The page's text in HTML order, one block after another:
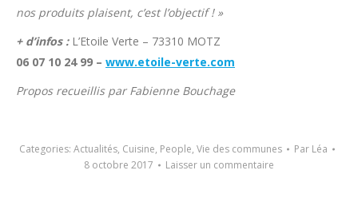
nos produits plaisent, c’est l’objectif ! »
+ d’infos :L’Etoile Verte – 73310 MOTZ
06 07 10 24 99 – www.etoile-verte.com
Propos recueillis par Fabienne Bouchage
Categories: Actualités, Cuisine, People, Vie des communes Par Léa
8 octobre 2017
Laisser un commentaire